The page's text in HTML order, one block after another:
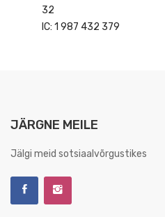
32
IC: 1 987 432 379
JÄRGNE MEILE
Jälgi meid sotsiaalvõrgustikes